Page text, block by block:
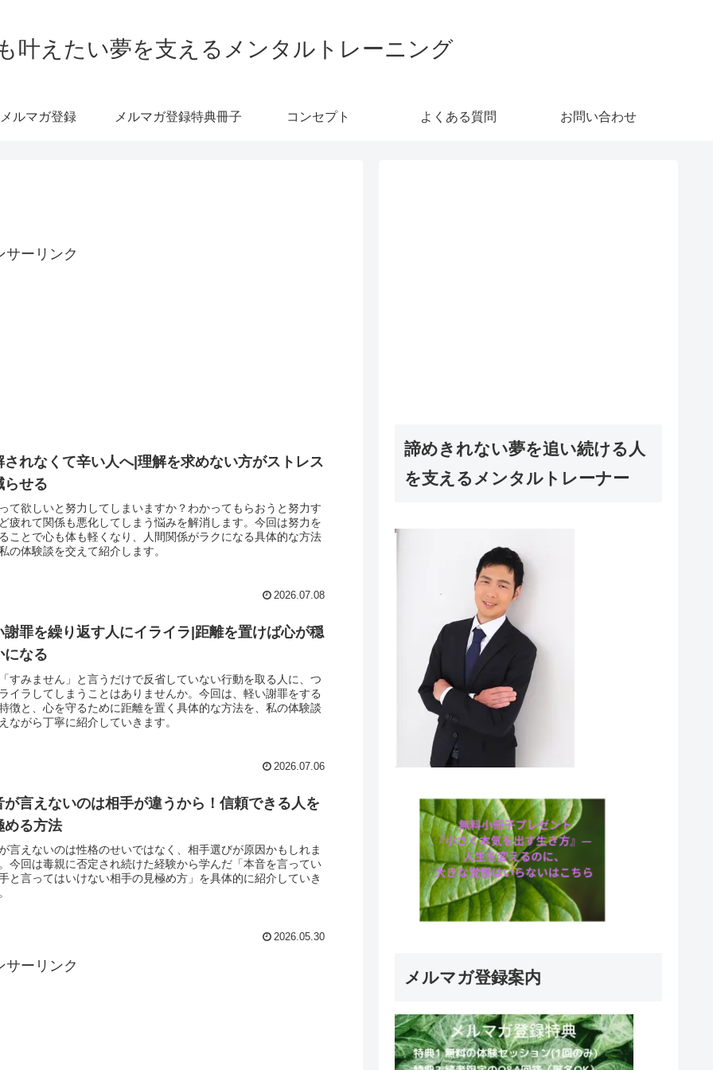
叶えたい夢を支えるメンタルトレーニング
メルマガ登録 メルマガ登録特典冊子 コンセプト よくある質問 お問い合わせ
サーリンク
されなくて辛い人へ|理解を求めない方がストレス
らせる
て欲しいと努力してしまいますか？わかってもらおうと努力す
疲れて関係も悪化してしまう悩みを解消します。今回は努力を
ことで心も体も軽くなり、人間関係がラクになる具体的な方法
の体験談を交えて紹介します。
2026.07.08
謝罪を繰り返す人にイライラ|距離を置けば心が穏
になる
すみません」と言うだけで反省していない行動を取る人に、つ
イラしてしまうことはありませんか。今回は、軽い謝罪をする
徴と、心を守るために距離を置く具体的な方法を、私の体験談
ながら丁寧に紹介していきます。
2026.07.06
が言えないのは相手が違うから！信頼できる人を
める方法
言えないのは性格のせいではなく、相手選びが原因かもしれま
今回は毒親に否定され続けた経験から学んだ「本音を言ってい
と言ってはいけない相手の見極め方」を具体的に紹介していき
2026.05.30
サーリンク
諦めきれない夢を追い続ける人
を支えるメンタルトレーナー
メルマガ登録案内